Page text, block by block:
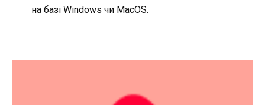
на базі Windows чи MacOS.